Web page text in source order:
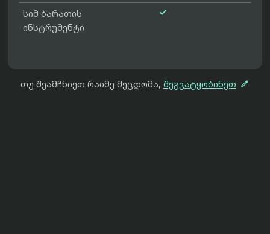
სიმ ბარათის
ინსტრუმენტი

თუ შეამჩნიეთ რაიმე შეცდომა, შეგვატყობინეთ 